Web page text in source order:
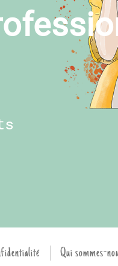
Qui sommes-